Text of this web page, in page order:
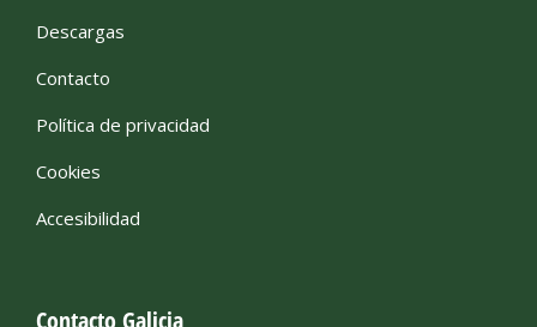
Descargas
Contacto
Política de privacidad
Cookies
Accesibilidad